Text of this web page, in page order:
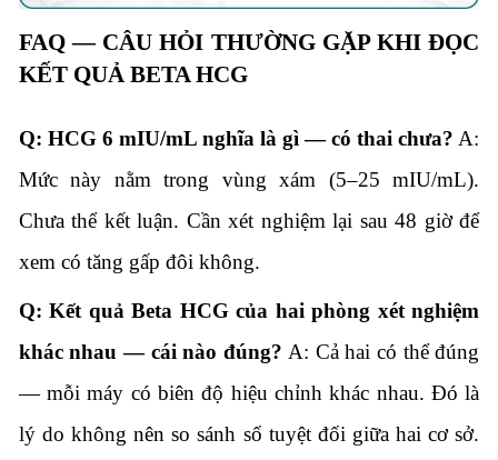
FAQ — CÂU HỎI THƯỜNG GẶP KHI ĐỌC
KẾT QUẢ BETA HCG
Q: HCG 6 mIU/mL nghĩa là gì — có thai chưa? A:
Mức này nằm trong vùng xám (5–25 mIU/mL).
Chưa thể kết luận. Cần xét nghiệm lại sau 48 giờ để
xem có tăng gấp đôi không.
Q: Kết quả Beta HCG của hai phòng xét nghiệm
khác nhau — cái nào đúng? A: Cả hai có thể đúng
— mỗi máy có biên độ hiệu chỉnh khác nhau. Đó là
lý do không nên so sánh số tuyệt đối giữa hai cơ sở.